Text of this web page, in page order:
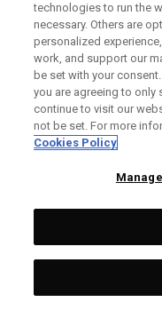
technologies to run the
necessary. Others are
personalized
work, and support our
be set with your
you are agreeing to
continue to visit our
not be set. For more
Cookies Policy